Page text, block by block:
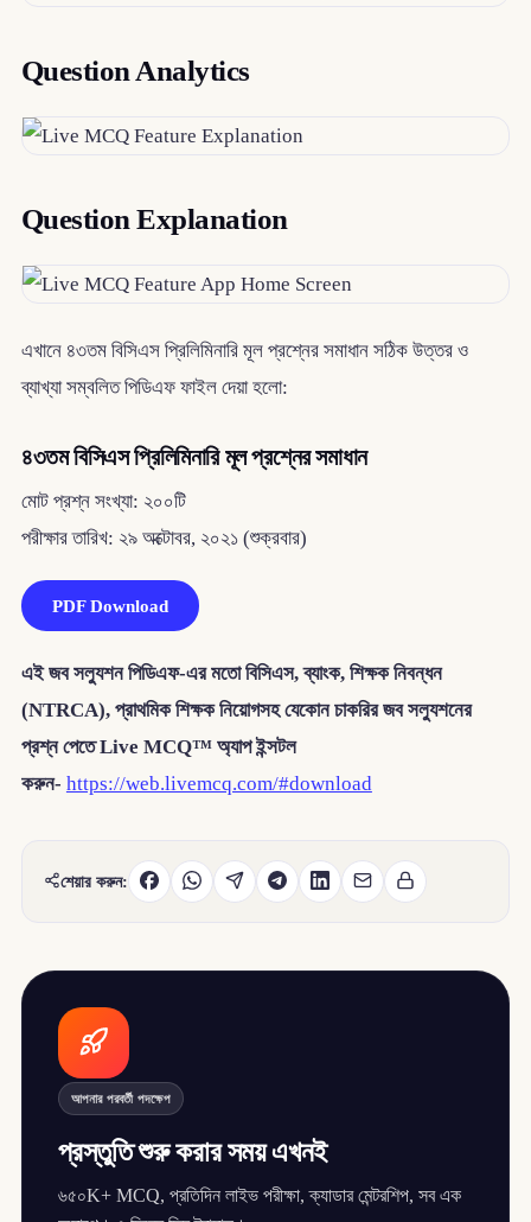
Question Analytics
Question Explanation
এখানে ৪৩তম বিসিএস প্রিলিমিনারি মূল প্রশ্নের সমাধান সঠিক উত্তর ও
ব্যাখ্যা সম্বলিত পিডিএফ ফাইল দেয়া হলো:
৪৩তম বিসিএস প্রিলিমিনারি মূল প্রশ্নের সমাধান
মোট প্রশ্ন সংখ্যা: ২০০টি
পরীক্ষার তারিখ: ২৯ অক্টোবর, ২০২১ (শুক্রবার)
PDF Download
এই জব সল্যুশন পিডিএফ-এর মতো বিসিএস, ব্যাংক, শিক্ষক নিবন্ধন
(NTRCA), প্রাথমিক শিক্ষক নিয়োগসহ যেকোন চাকরির জব সল্যুশনের
প্রশ্ন পেতে Live MCQ™ অ্যাপ ইন্সটল
করুন- https://web.livemcq.com/#download
শেয়ার করুন:
আপনার পরবর্তী পদক্ষেপ
প্রস্তুতি শুরু করার সময় এখনই
৬৫০K+ MCQ, প্রতিদিন লাইভ পরীক্ষা, ক্যাডার মেন্টরশিপ, সব এক